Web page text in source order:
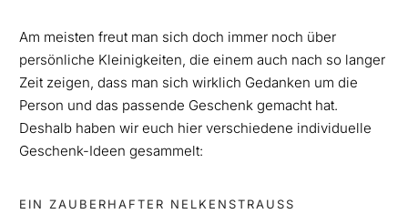
Am meisten freut man sich doch immer noch über
persönliche Kleinigkeiten, die einem auch nach so langer
Zeit zeigen, dass man sich wirklich Gedanken um die
Person und das passende Geschenk gemacht hat.
Deshalb haben wir euch hier verschiedene individuelle
Geschenk-Ideen gesammelt:
EIN ZAUBERHAFTER NELKENSTRAUSS